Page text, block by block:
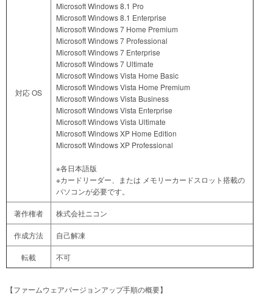
対応 OS
Microsoft Windows 8.1 Pro
Microsoft Windows 8.1 Enterprise
Microsoft Windows 7 Home Premium
Microsoft Windows 7 Professional
Microsoft Windows 7 Enterprise
Microsoft Windows 7 Ultimate
Microsoft Windows Vista Home Basic
Microsoft Windows Vista Home Premium
Microsoft Windows Vista Business
Microsoft Windows Vista Enterprise
Microsoft Windows Vista Ultimate
Microsoft Windows XP Home Edition
Microsoft Windows XP Professional
※各日本語版
※カードリーダー、または メモリーカードスロット搭載の
パソコンが必要です。
著作権者 株式会社ニコン
作成方法 自己解凍
転載 不可
【ファームウェアバージョンアップ手順の概要】